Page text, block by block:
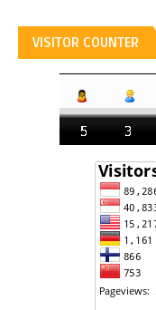
VISITOR COUNTER